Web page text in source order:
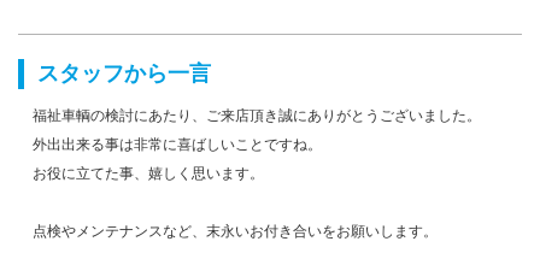
スタッフから一言
福祉車輌の検討にあたり、ご来店頂き誠にありがとうございました。
外出出来る事は非常に喜ばしいことですね。
お役に立てた事、嬉しく思います。
点検やメンテナンスなど、末永いお付き合いをお願いします。